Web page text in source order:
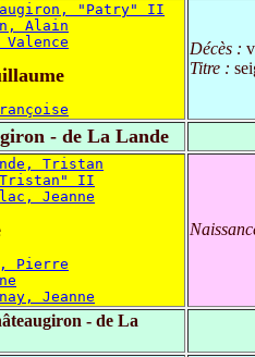
"Patry" II
Alain
Décès :
Titre :
- de La Lande
Tristan
II
Jeanne
Pierre
Jeanne
- de La